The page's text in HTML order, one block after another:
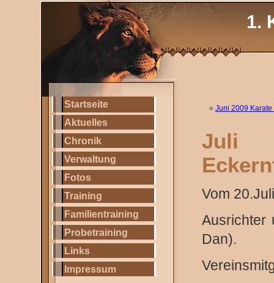
1.
Startseite
Aktuelles
Chronik
Verwaltung
Fotos
Training
Familientraining
Probetraining
Links
Impressum
« Juni 2009
Juli
Vom
Ausrichter
Dan).